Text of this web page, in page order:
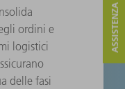
ordini e
logistici
delle fasi